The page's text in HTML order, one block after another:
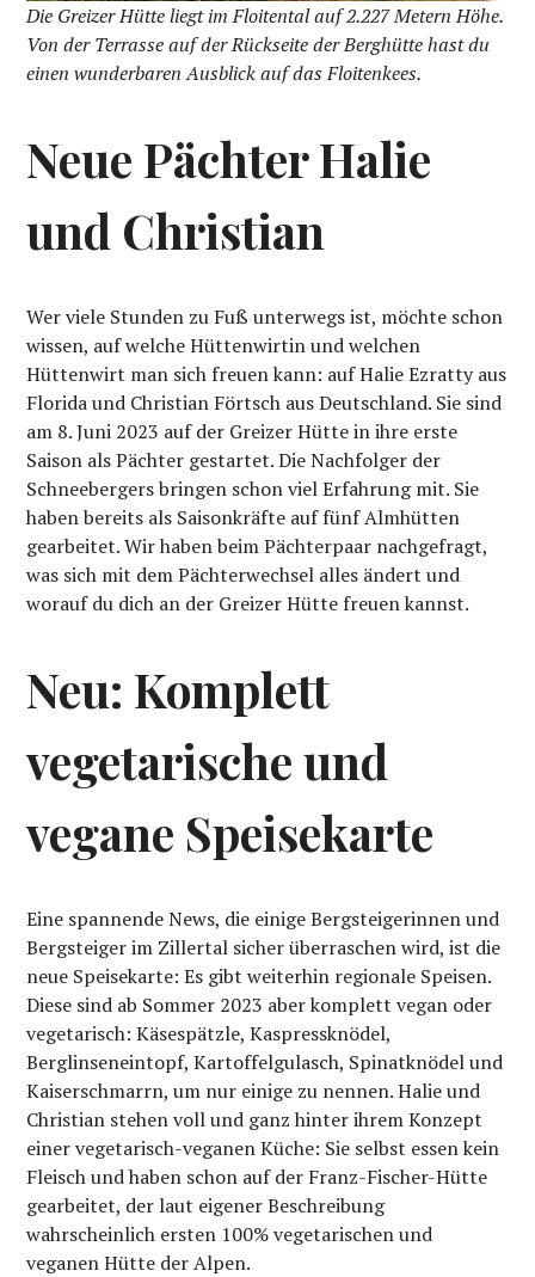
Die Greizer Hütte liegt im Floitental auf 2.227 Metern Höhe.
Von der Terrasse auf der Rückseite der Berghütte hast du
einen wunderbaren Ausblick auf das Floitenkees.
Neue Pächter Halie
und Christian
Wer viele Stunden zu Fuß unterwegs ist, möchte schon
wissen, auf welche Hüttenwirtin und welchen
Hüttenwirt man sich freuen kann: auf Halie Ezratty aus
Florida und Christian Förtsch aus Deutschland. Sie sind
am 8. Juni 2023 auf der Greizer Hütte in ihre erste
Saison als Pächter gestartet. Die Nachfolger der
Schneebergers bringen schon viel Erfahrung mit. Sie
haben bereits als Saisonkräfte auf fünf Almhütten
gearbeitet. Wir haben beim Pächterpaar nachgefragt,
was sich mit dem Pächterwechsel alles ändert und
worauf du dich an der Greizer Hütte freuen kannst.
Neu: Komplett
vegetarische und
vegane Speisekarte
Eine spannende News, die einige Bergsteigerinnen und
Bergsteiger im Zillertal sicher überraschen wird, ist die
neue Speisekarte: Es gibt weiterhin regionale Speisen.
Diese sind ab Sommer 2023 aber komplett vegan oder
vegetarisch: Käsespätzle, Kaspressknödel,
Berglinseneintopf, Kartoffelgulasch, Spinatknödel und
Kaiserschmarrn, um nur einige zu nennen. Halie und
Christian stehen voll und ganz hinter ihrem Konzept
einer vegetarisch-veganen Küche: Sie selbst essen kein
Fleisch und haben schon auf der Franz-Fischer-Hütte
gearbeitet, der laut eigener Beschreibung
wahrscheinlich ersten 100% vegetarischen und
veganen Hütte der Alpen.